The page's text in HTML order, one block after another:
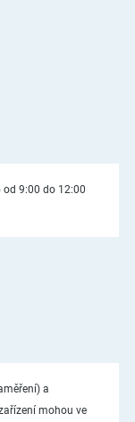
od 9:00 do 12:00
a
mohou ve